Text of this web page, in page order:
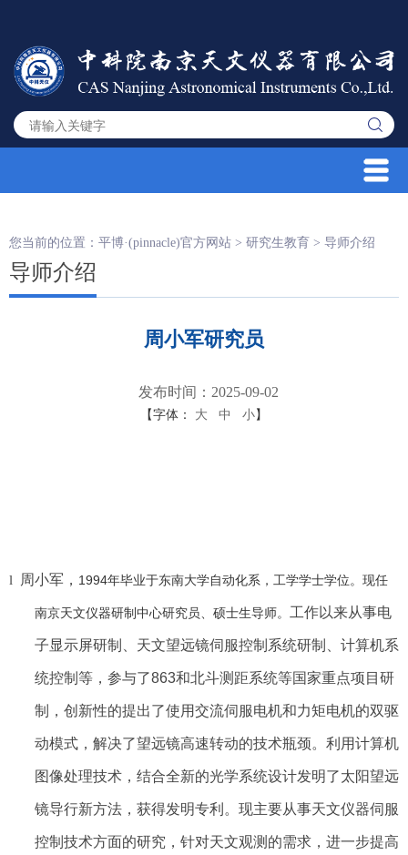
您当前的位置： 平博·(pinnacle)官方网站 > 研究生教育 > 导师介绍
导师介绍
周小军研究员
发布时间：2025-09-02
【字体： 大 中 小】
l 周小军， 1994年毕业于东南大学自动化系，工学学士学位。现任
南京天文仪器研制中心研究员、硕士生导师。 工作以来从事电
子显示屏研制、天文望远镜伺服控制系统研制、计算机系
统控制等，参与了863和北斗测距系统等国家重点项目研
制，创新性的提出了使用交流伺服电机和力矩电机的双驱
动模式，解决了望远镜高速转动的技术瓶颈。利用计算机
图像处理技术，结合全新的光学系统设计发明了太阳望远
镜导行新方法，获得发明专利。现主要从事天文仪器伺服
控制技术方面的研究，针对天文观测的需求，进一步提高